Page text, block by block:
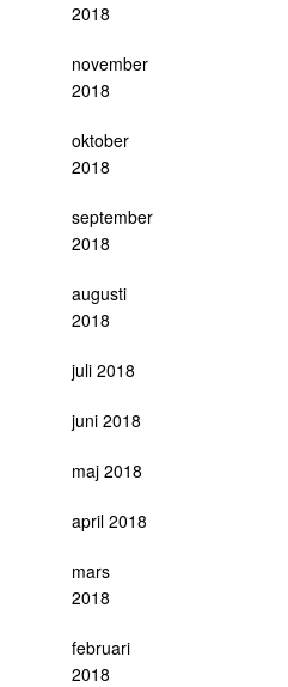
2018
november
2018
oktober
2018
september
2018
augusti
2018
juli 2018
juni 2018
maj 2018
april 2018
mars
2018
februari
2018